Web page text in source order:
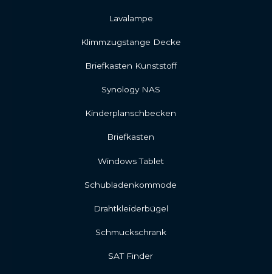
Lavalampe
Klimmzugstange Decke
Briefkasten Kunststoff
Synology NAS
Kinderplanschbecken
Briefkasten
Windows Tablet
Schubladenkommode
Drahtkleiderbügel
Schmuckschrank
SAT Finder